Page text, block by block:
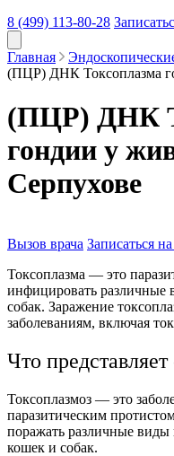
8 (499) 113-80-28
Главная
(ПЦР) ДНК Токсоплазма
(ПЦР) ДНК
гондии у
Серпухове
Вызов врача Записаться
Токсоплазма — это
инфицировать
собак. Заражение
заболеваниям, включая
Что
Токсоплазмоз — это
паразитическим
поражать различные
кошек и собак.